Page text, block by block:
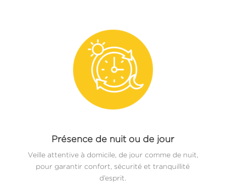
Présence de nuit ou de jour
Veille attentive à domicile, de jour comme de nuit,
pour garantir confort, sécurité et tranquillité
d’esprit.